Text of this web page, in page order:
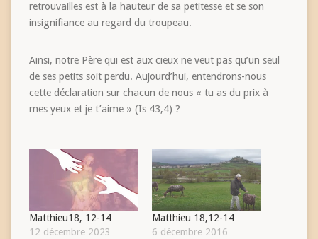
retrouvailles est à la hauteur de sa petitesse et se son
insignifiance au regard du troupeau.
Ainsi, notre Père qui est aux cieux ne veut pas qu’un seul
de ses petits soit perdu. Aujourd’hui, entendrons-nous
cette déclaration sur chacun de nous « tu as du prix à
mes yeux et je t’aime » (Is 43,4) ?
Matthieu18, 12-14
12 décembre 2023
Matthieu 18,12-14
6 décembre 2016